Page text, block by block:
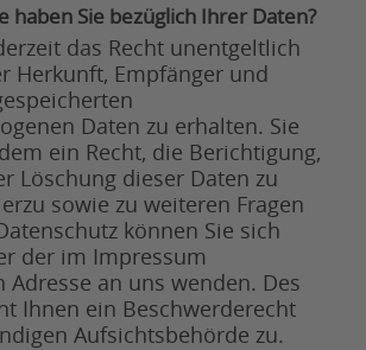
haben Sie bezüglich Ihrer Daten?
das Recht unentgeltlich
Herkunft, Empfänger und
Daten zu erhalten. Sie
ein Recht, die Berichtigung,
Löschung dieser Daten zu
sowie zu weiteren Fragen
können Sie sich
der im Impressum
Adresse an uns wenden. Des
Ihnen ein Beschwerderecht
Aufsichtsbehörde zu.